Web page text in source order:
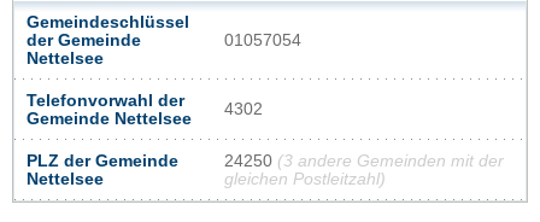
Gemeindeschlüssel
der Gemeinde
Nettelsee
01057054
Telefonvorwahl der
Gemeinde Nettelsee
4302
PLZ der Gemeinde
Nettelsee
24250 (3 andere Gemeinden mit der
gleichen Postleitzahl)